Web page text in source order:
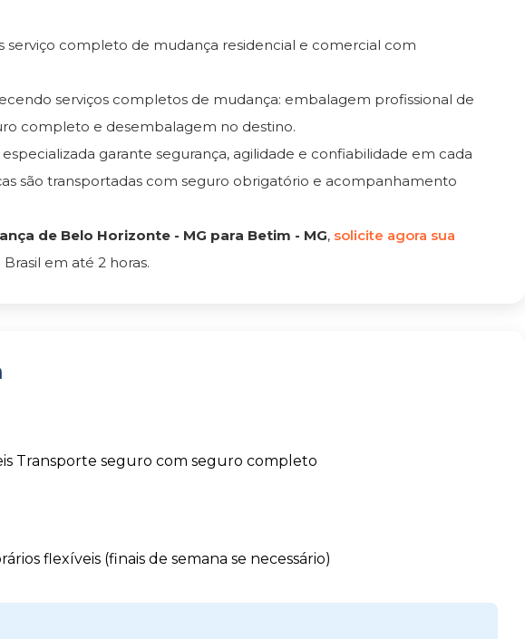
serviço completo de mudança residencial e comercial com
serviços completos de mudança: embalagem profissional de
completo e desembalagem no destino.
especializada garante segurança, agilidade e confiabilidade em cada
são transportadas com seguro obrigatório e acompanhamento
de Belo Horizonte - MG para Betim - MG, solicite agora sua
em até 2 horas.
Transporte seguro com seguro completo
flexíveis (finais de semana se necessário)